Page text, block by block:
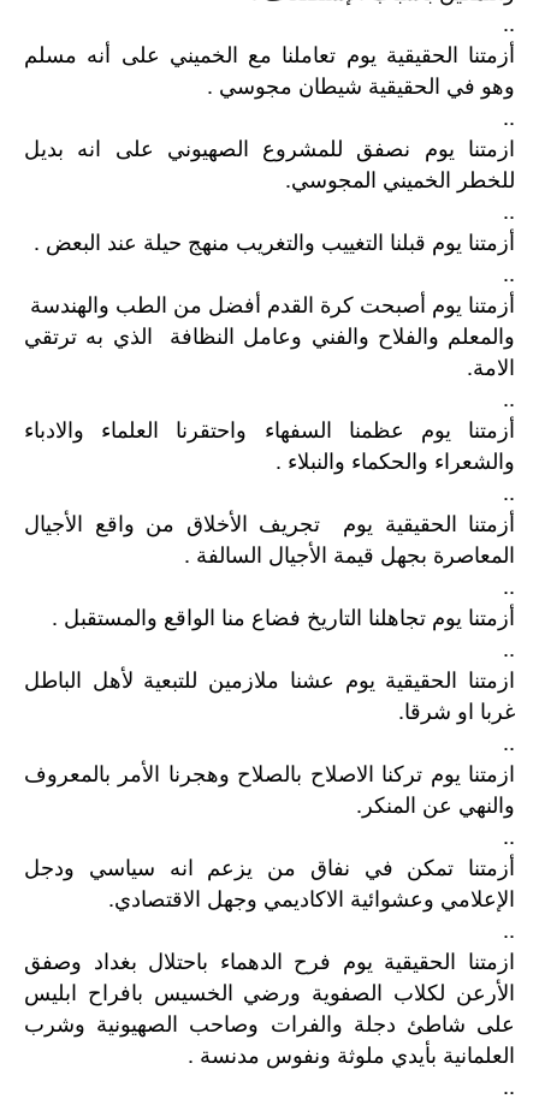
..
أزمتنا الحقيقية يوم تعاملنا مع الخميني على أنه مسلم
وهو في الحقيقية شيطان مجوسي .
..
ازمتنا يوم نصفق للمشروع الصهيوني على انه بديل
للخطر الخميني المجوسي.
..
أزمتنا يوم قبلنا التغييب والتغريب منهج حيلة عند البعض .
..
أزمتنا يوم أصبحت كرة القدم أفضل من الطب والهندسة
والمعلم والفلاح والفني وعامل النظافة الذي به ترتقي
الامة.
..
أزمتنا يوم عظمنا السفهاء واحتقرنا العلماء والادباء
والشعراء والحكماء والنبلاء .
..
أزمتنا الحقيقية يوم تجريف الأخلاق من واقع الأجيال
المعاصرة بجهل قيمة الأجيال السالفة .
..
أزمتنا يوم تجاهلنا التاريخ فضاع منا الواقع والمستقبل .
..
ازمتنا الحقيقية يوم عشنا ملازمين للتبعية لأهل الباطل
غربا او شرقا.
..
ازمتنا يوم تركنا الاصلاح بالصلاح وهجرنا الأمر بالمعروف
والنهي عن المنكر.
..
أزمتنا تمكن في نفاق من يزعم انه سياسي ودجل
الإعلامي وعشوائية الاكاديمي وجهل الاقتصادي.
..
ازمتنا الحقيقية يوم فرح الدهماء باحتلال بغداد وصفق
الأرعن لكلاب الصفوية ورضي الخسيس بافراح ابليس
على شاطئ دجلة والفرات وصاحب الصهيونية وشرب
العلمانية بأيدي ملوثة ونفوس مدنسة .
..